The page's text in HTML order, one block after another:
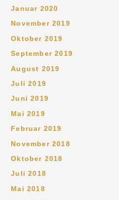
Januar 2020
November 2019
Oktober 2019
September 2019
August 2019
Juli 2019
Juni 2019
Mai 2019
Februar 2019
November 2018
Oktober 2018
Juli 2018
Mai 2018